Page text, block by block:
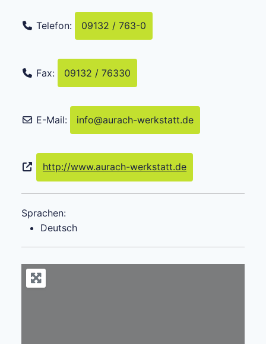
Telefon: 09132 / 763-0
Fax: 09132 / 76330
E-Mail: info@aurach-werkstatt.de
http://www.aurach-werkstatt.de
Sprachen:
Deutsch